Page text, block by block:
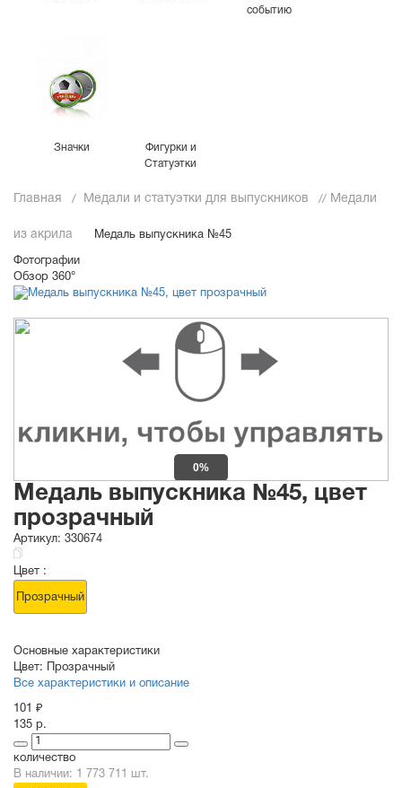
событию
Значки
Фигурки и
Статуэтки
Главная Медали и статуэтки для выпускников Медали
из акрила Медаль выпускника №45
Фотографии
Обзор 360°
0%
Медаль выпускника №45, цвет
прозрачный
Артикул: 330674
Цвет :
Прозрачный
Основные характеристики
Цвет:
Прозрачный
Все характеристики и описание
101 ₽
135 р.
количество
В наличии: 1 773 711 шт.